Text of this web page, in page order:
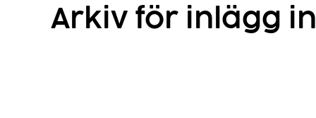
Arkiv för inlägg